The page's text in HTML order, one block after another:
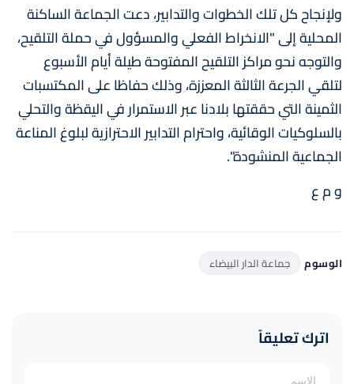
ولإنجاح كل تلك الخطوات والتدابير، دعت الجماعة الساكنة
المحلية إلى "الانخراط الفعلي والمسؤول في حملة التلقيح،
والتوجه نحو مراكز التلقيح المفتوحة طيلة أيام الأسبوع
لتلقي الجرعة الثالثة المعززة، وذلك حفاظا على المكتسبات
الثمينة التي حققتها بلادنا عبر الاستمرار في اليقظة والتحلي
بالسلوكيات الوقائية، واحترام التدابير الاحترازية لبلوغ المناعة
الجماعية المنشودة".
و م ع
الوسوم جماعة الدار البيضاء
اترك تعليقاً